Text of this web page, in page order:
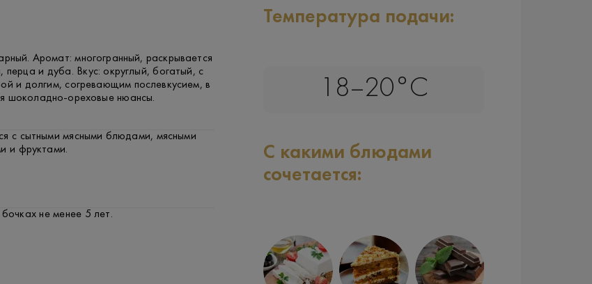
Аромат: многогранный, раскрывается
перца и дуба. Вкус: округлый, богатый, с
и долгим, согревающим послевкусием, в
шоколадно-ореховые нюансы.
с сытными мясными блюдами, мясными
и фруктами.
не менее 5 лет.
Температура подачи:
18–20°C
С какими блюдами
сочетается: